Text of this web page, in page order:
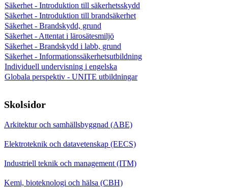
Säkerhet - Introduktion till säkerhetsskydd
Säkerhet - Introduktion till brandsäkerhet
Säkerhet - Brandskydd, grund
Säkerhet - Attentat i lärosätesmiljö
Säkerhet - Brandskydd i labb, grund
Säkerhet - Informationssäkerhetsutbildning
Individuell undervisning i engelska
Globala perspektiv - UNITE utbildningar
Skolsidor
Arkitektur och samhällsbyggnad (ABE)
Elektroteknik och datavetenskap (EECS)
Industriell teknik och management (ITM)
Kemi, bioteknologi och hälsa (CBH)